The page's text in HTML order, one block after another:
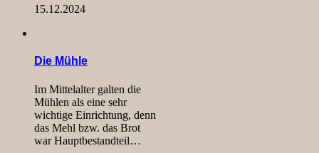
15.12.2024
Die Mühle
Im Mittelalter galten die
Mühlen als eine sehr
wichtige Einrichtung, denn
das Mehl bzw. das Brot
war Hauptbestandteil…